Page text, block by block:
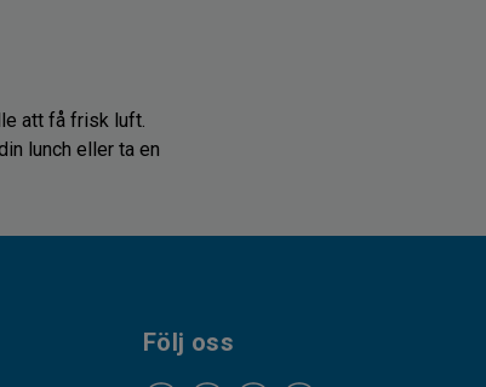
att få frisk luft.
lunch eller ta en
de inte används
Följ oss